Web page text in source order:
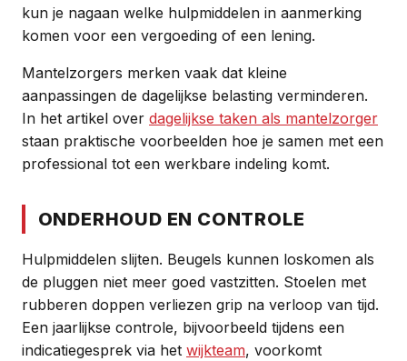
kun je nagaan welke hulpmiddelen in aanmerking
komen voor een vergoeding of een lening.
Mantelzorgers merken vaak dat kleine
aanpassingen de dagelijkse belasting verminderen.
In het artikel over dagelijkse taken als mantelzorger
staan praktische voorbeelden hoe je samen met een
professional tot een werkbare indeling komt.
ONDERHOUD EN CONTROLE
Hulpmiddelen slijten. Beugels kunnen loskomen als
de pluggen niet meer goed vastzitten. Stoelen met
rubberen doppen verliezen grip na verloop van tijd.
Een jaarlijkse controle, bijvoorbeeld tijdens een
indicatiegesprek via het wijkteam, voorkomt